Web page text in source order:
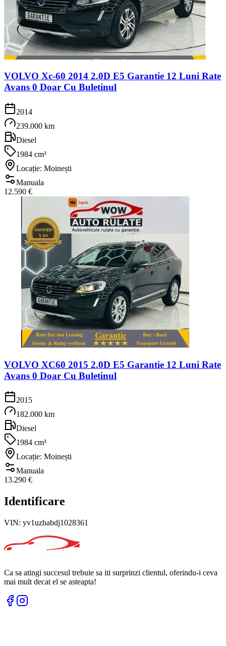
VOLVO Xc-60 2014 2.0D E5 Garantie 12 Luni Rate
Avans 0 Doar Cu Buletinul
2014
239.000 km
Diesel
1984 cm³
Locație: Moinești
Manuala
12.590 €
VOLVO XC60 2015 2.0D E5 Garantie 12 Luni Rate
Avans 0 Doar Cu Buletinul
2015
182.000 km
Diesel
1984 cm³
Locație: Moinești
Manuala
13.290 €
Identificare
VIN: yv1uzbabdj1028361
Ca sa atingi succesul trebuie sa iti surprinzi clientul, oferindu-i ceva
mai mult decat el se asteapta!